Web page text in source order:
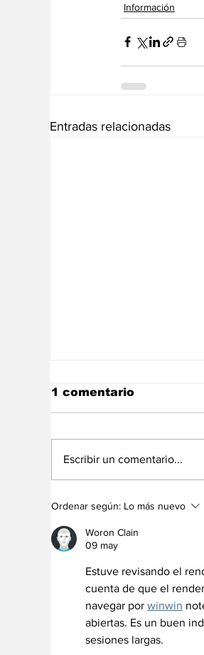
Información
Entradas relacionadas
Venezuela sigue
conquistando
en los
Centroamericanos
1 comentario
Escribir un comentario...
Ordenar según: Lo más nuevo
Woron Clain
09 may
Estuve revisando el
cuenta de que el
navegar por winwin
abiertas. Es un buen
sesiones largas.